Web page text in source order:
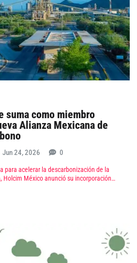
suma como miembro
Alianza Mexicana de
Jun 24, 2026 0
para acelerar la descarbonización de la
Holcim México anunció su incorporación…